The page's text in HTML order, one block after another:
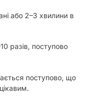
або 2–3 хвилини в
разів, поступово
поступово, що